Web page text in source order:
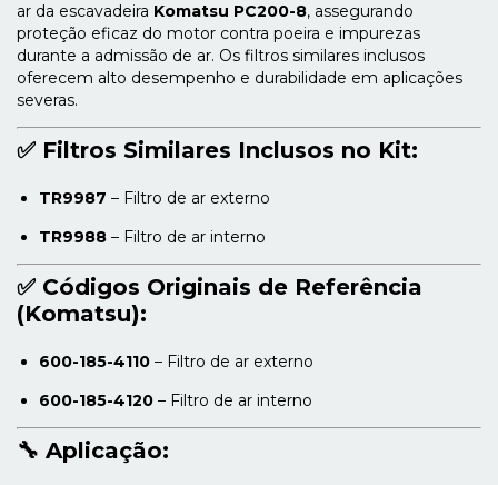
ar da escavadeira Komatsu PC200-8, assegurando
proteção eficaz do motor contra poeira e impurezas
durante a admissão de ar. Os filtros similares inclusos
oferecem alto desempenho e durabilidade em aplicações
severas.
✅ Filtros Similares Inclusos no Kit:
TR9987 – Filtro de ar externo
TR9988 – Filtro de ar interno
✅ Códigos Originais de Referência
(Komatsu):
600-185-4110 – Filtro de ar externo
600-185-4120 – Filtro de ar interno
🔧 Aplicação: